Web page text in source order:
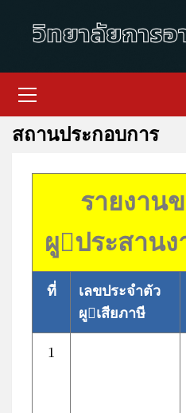
สถานประกอบการ
รายงาน
ผูประสาน
ที่
เลขประจำตัว
ผูเสียภาษี
1